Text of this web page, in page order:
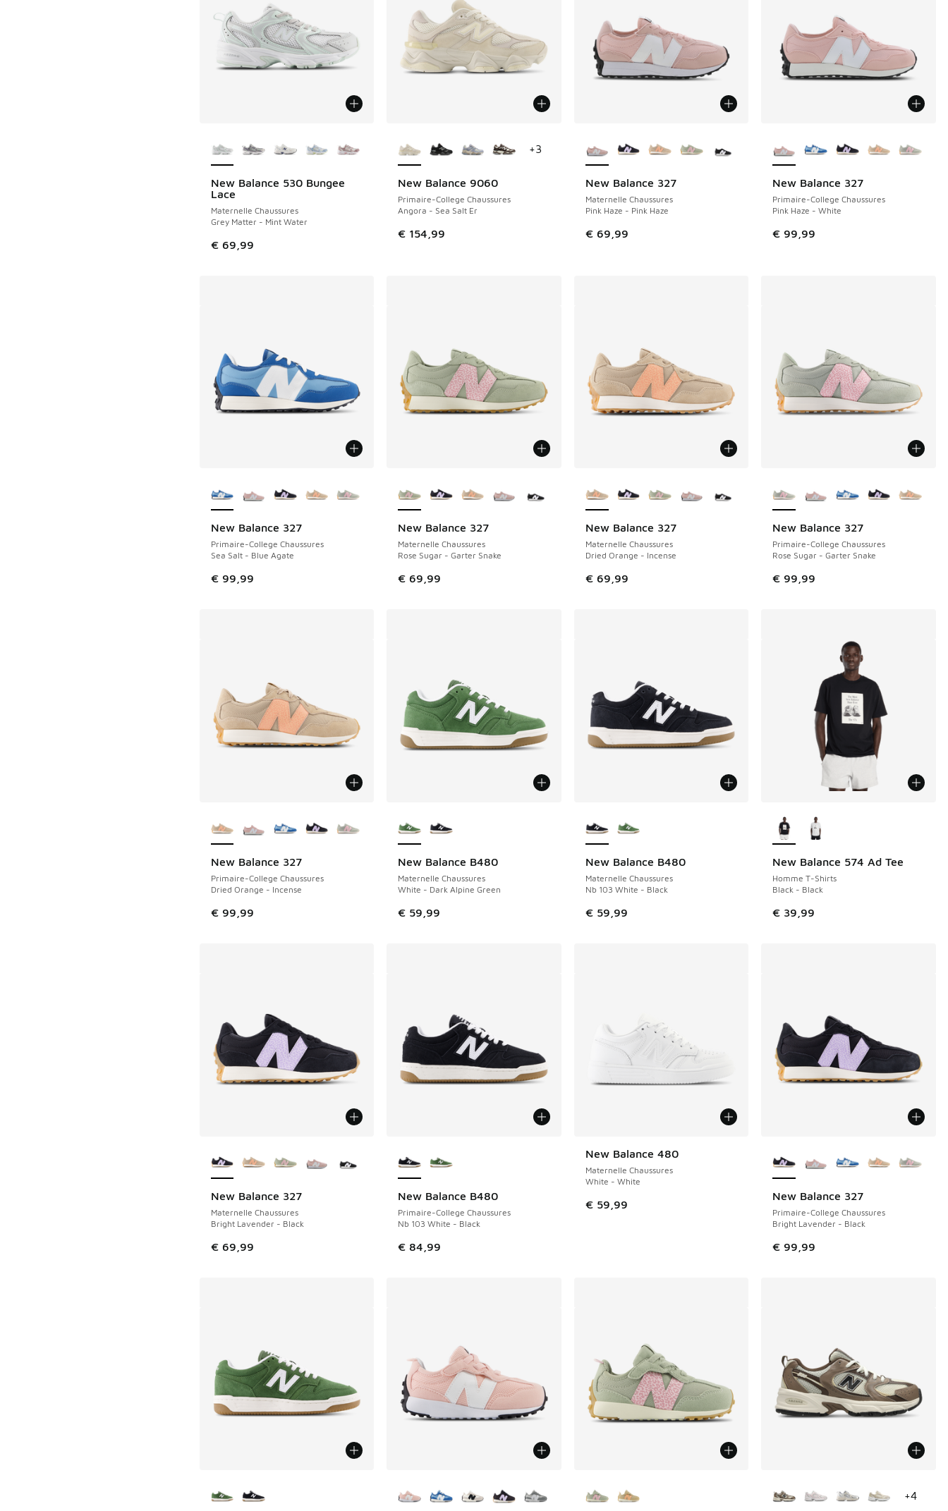
New Balance 530 Bungee
Lace
Maternelle Chaussures
Grey Matter - Mint Water
€ 69,99
NOUVEAU New Balance 9060
Primaire-College Chaussures
Angora - Sea Salt Er
€ 154,99
NOUVEAU
+3
New Balance 327
Maternelle Chaussures
Pink Haze - Pink Haze
€ 69,99
New Balance 327
Primaire-College Chaussures
Pink Haze - White
€ 99,99
New Balance 327
Primaire-College Chaussures
Sea Salt - Blue Agate
€ 99,99
New Balance 327
Maternelle Chaussures
Rose Sugar - Garter Snake
€ 69,99
New Balance 327
Maternelle Chaussures
Dried Orange - Incense
€ 69,99
New Balance 327
Primaire-College Chaussures
Rose Sugar - Garter Snake
€ 99,99
New Balance 327
Primaire-College Chaussures
Dried Orange - Incense
€ 99,99
New Balance B480
Maternelle Chaussures
White - Dark Alpine Green
€ 59,99
New Balance B480
Maternelle Chaussures
Nb 103 White - Black
€ 59,99
New Balance 574 Ad Tee
Homme T-Shirts
Black - Black
€ 39,99
New Balance 327
Maternelle Chaussures
Bright Lavender - Black
€ 69,99
New Balance B480
Primaire-College Chaussures
Nb 103 White - Black
€ 84,99
New Balance 480
Maternelle Chaussures
White - White
€ 59,99
New Balance 327
Primaire-College Chaussures
Bright Lavender - Black
€ 99,99
+4